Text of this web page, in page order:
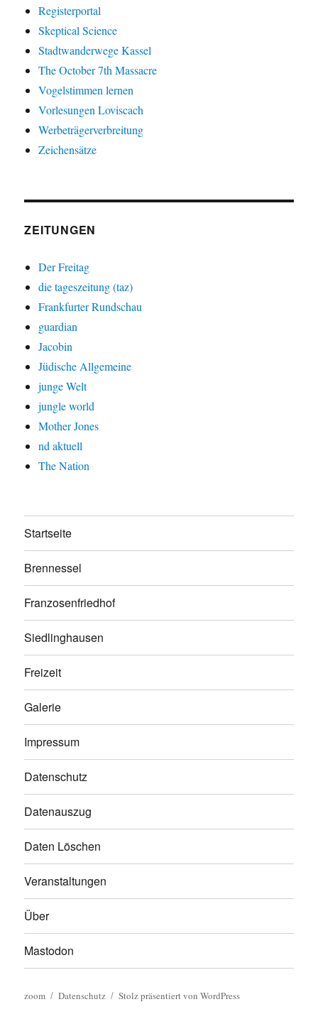
Registerportal
Skeptical Science
Stadtwanderwege Kassel
The October 7th Massacre
Vogelstimmen lernen
Vorlesungen Loviscach
Werbeträgerverbreitung
Zeichensätze
ZEITUNGEN
Der Freitag
die tageszeitung (taz)
Frankfurter Rundschau
guardian
Jacobin
Jüdische Allgemeine
junge Welt
jungle world
Mother Jones
nd aktuell
The Nation
Startseite
Brennessel
Franzosenfriedhof
Siedlinghausen
Freizeit
Galerie
Impressum
Datenschutz
Datenauszug
Daten Löschen
Veranstaltungen
Über
Mastodon
zoom Datenschutz Stolz präsentiert von WordPress